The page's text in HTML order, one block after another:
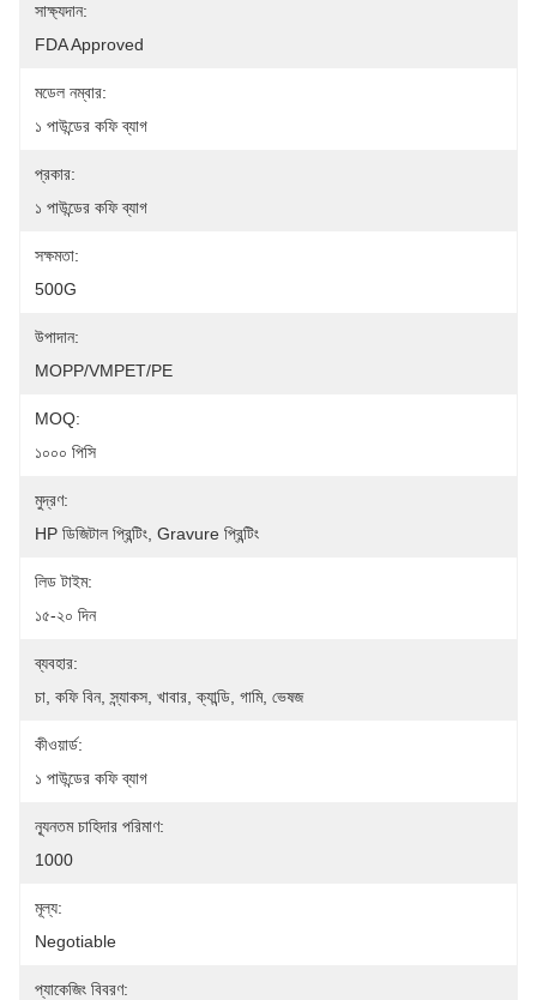
সাক্ষ্যদান:
FDA Approved
মডেল নম্বার:
১ পাউন্ডের কফি ব্যাগ
প্রকার:
১ পাউন্ডের কফি ব্যাগ
সক্ষমতা:
500G
উপাদান:
MOPP/VMPET/PE
MOQ:
১০০০ পিসি
মুদ্রণ:
HP ডিজিটাল প্রিন্টিং, Gravure প্রিন্টিং
লিড টাইম:
১৫-২০ দিন
ব্যবহার:
চা, কফি বিন, স্ন্যাকস, খাবার, ক্যান্ডি, গামি, ভেষজ
কীওয়ার্ড:
১ পাউন্ডের কফি ব্যাগ
ন্যূনতম চাহিদার পরিমাণ:
1000
মূল্য:
Negotiable
প্যাকেজিং বিবরণ: